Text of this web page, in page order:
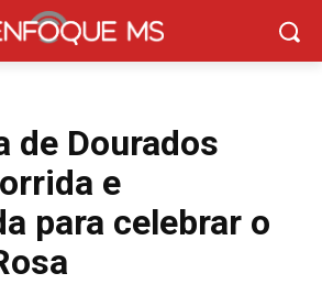
de Dourados
e
para celebrar o